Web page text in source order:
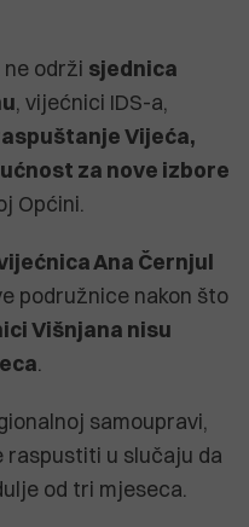
ne održi sjednica
, vijećnici IDS-a,
Vijeća,
za nove izbore
Općini.
Ana Černjul
podružnice nakon što
Višnjana nisu
.
samoupravi,
raspustiti u slučaju da
od tri mjeseca.